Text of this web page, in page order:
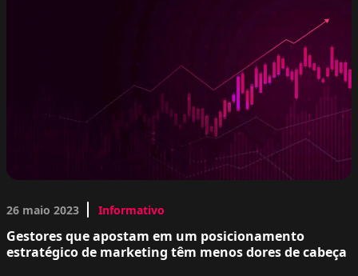
26 maio 2023 Informativo
Gestores que apostam em um posicionamento
estratégico de marketing têm menos dores de cabeça